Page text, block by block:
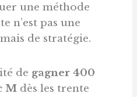
une méthode
n’est pas une
de stratégie.
de gagner 400
M dès les trente